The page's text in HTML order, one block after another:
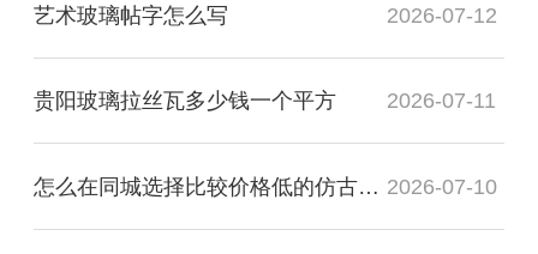
艺术玻璃帖字怎么写 2026-07-12
贵阳玻璃拉丝瓦多少钱一个平方 2026-07-11
怎么在同城选择比较价格低的仿古镜厂家 2026-07-10